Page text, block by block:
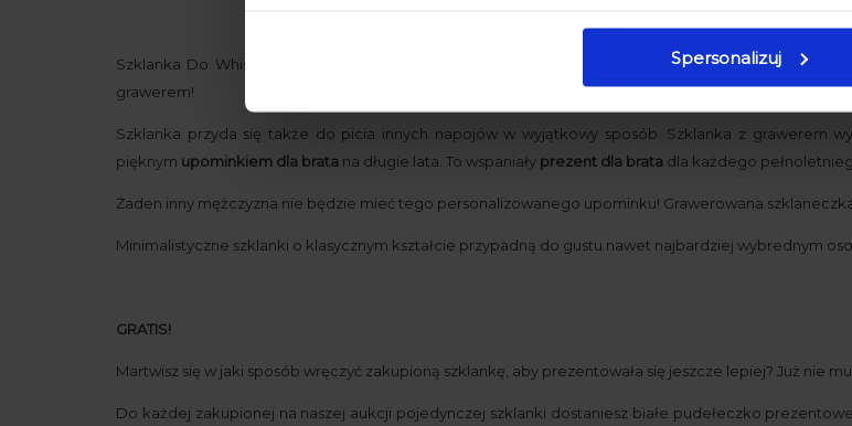
Spersonalizuj
Szklanka Do Whisky z Grawerem - Prezent dla Brata - Wybierz praktycznyprezent dla brataktóry
grawerem!
Szklanka przyda się także do picia innych napojów w wyjątkowy sposób. Szklanka z grawerem
pięknym upominkiem dla brata na długie lata. To wspaniały prezent dla brata dla każdego
Żaden inny mężczyzna nie będzie mieć tego personalizowanego upominku! Grawerowana
Minimalistyczne szklanki o klasycznym kształcie przypadną do gustu nawet najbardziej wybrednym
GRATIS!
Martwisz się w jaki sposób wręczyć zakupioną szklankę, aby prezentowała się jeszcze lepiej? Już nie
Do każdej zakupionej na naszej aukcji pojedynczej szklanki dostaniesz białe pudełeczko